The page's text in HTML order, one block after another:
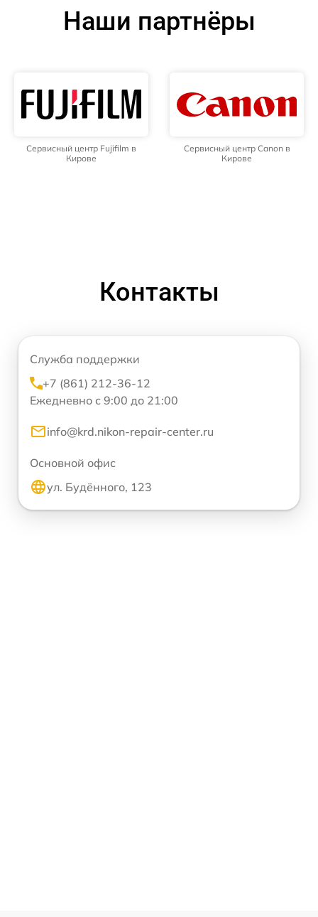
Наши партнёры
Сервисный центр Fujifilm в
Кирове
Сервисный центр Canon в
Кирове
Контакты
Служба поддержки
+7 (861) 212-36-12
Ежедневно с 9:00 до 21:00
info@krd.nikon-repair-center.ru
Основной офис
ул. Будённого, 123